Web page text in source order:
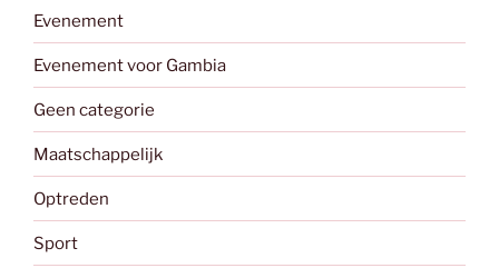
Evenement
Evenement voor Gambia
Geen categorie
Maatschappelijk
Optreden
Sport